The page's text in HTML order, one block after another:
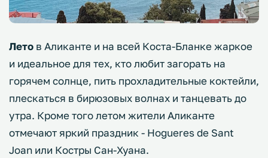
Лето в Аликанте и на всей Коста-Бланке жаркое
и идеальное для тех, кто любит загорать на
горячем солнце, пить прохладительные коктейли,
плескаться в бирюзовых волнах и танцевать до
утра. Кроме того летом жители Аликанте
отмечают яркий праздник - Hogueres de Sant
Joan или Костры Сан-Хуана.